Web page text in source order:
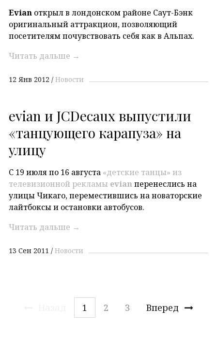
Evian открыл в лондонском районе Саут-Бэнк
оригинальный аттракцион, позволяющий
посетителям почувствовать себя как в Альпах.
Читать дальше →
12 Янв 2012 Новости
evian и JCDecaux выпустили
«танцующего карапуза» на
улицу
С 19 июля по 16 августа «детские танцы» из
телевизионной рекламы evian перенеслись на
улицы Чикаго, переместившись на новаторские
лайтбоксы и остановки автобусов.
Читать дальше →
13 Сен 2011 Новости
1 2 3 Вперед